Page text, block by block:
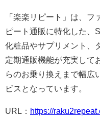
「楽楽リピート」は、フ
ピート通販に特化した、
化粧品やサプリメント、
定期通販機能が充実して
らのお乗り換えまで幅広
ビスとなっています。
URL： https://